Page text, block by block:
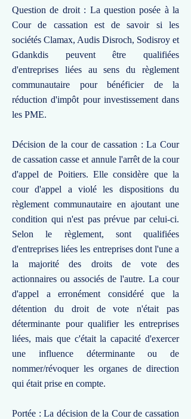
Question de droit : La question posée à la
Cour de cassation est de savoir si les
sociétés Clamax, Audis Disroch, Sodisroy et
Gdankdis peuvent être qualifiées
d'entreprises liées au sens du règlement
communautaire pour bénéficier de la
réduction d'impôt pour investissement dans
les PME.
Décision de la cour de cassation : La Cour
de cassation casse et annule l'arrêt de la cour
d'appel de Poitiers. Elle considère que la
cour d'appel a violé les dispositions du
règlement communautaire en ajoutant une
condition qui n'est pas prévue par celui-ci.
Selon le règlement, sont qualifiées
d'entreprises liées les entreprises dont l'une a
la majorité des droits de vote des
actionnaires ou associés de l'autre. La cour
d'appel a erronément considéré que la
détention du droit de vote n'était pas
déterminante pour qualifier les entreprises
liées, mais que c'était la capacité d'exercer
une influence déterminante ou de
nommer/révoquer les organes de direction
qui était prise en compte.
Portée : La décision de la Cour de cassation